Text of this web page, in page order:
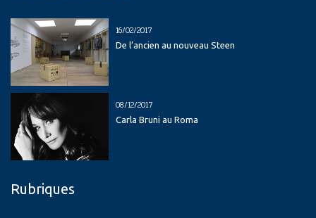
16/02/2017
De l’ancien au nouveau Steen
08/12/2017
Carla Bruni au Roma
Rubriques